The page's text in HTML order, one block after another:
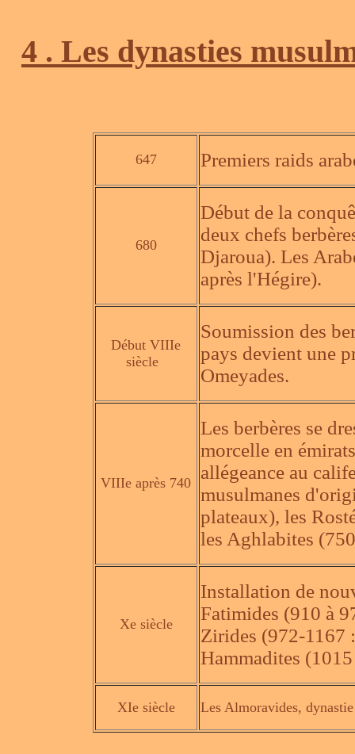
4 . Les dynasties
647 Premiers raids
680
Début de la
deux chefs
Djaroua). Les
après l'Hégire).
Début VIIIe
siècle
Soumission des
pays devient une
Omeyades.
VIIIe après 740
Les berbères se
morcelle en
allégeance au
musulmanes
plateaux), les
les Aghlabites
Xe siècle
Installation de
Fatimides (910 à
Zirides (972-1167
Hammadites
XIe siècle Les Almoravides,